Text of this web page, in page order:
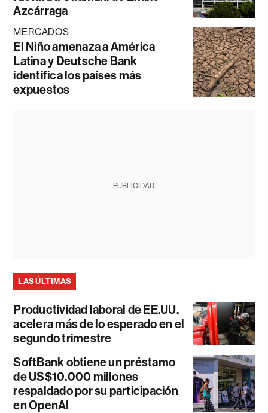
Azcárraga
MERCADOS
El Niño amenaza a América
Latina y Deutsche Bank
identifica los países más
expuestos
PUBLICIDAD
LAS ÚLTIMAS
Productividad laboral de EE.UU.
acelera más de lo esperado en el
segundo trimestre
SoftBank obtiene un préstamo
de US$10.000 millones
respaldado por su participación
en OpenAI